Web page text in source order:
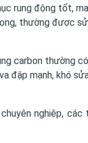
rung động tốt,
thường được
carbon thường
đập mạnh, khó
nghiệp,